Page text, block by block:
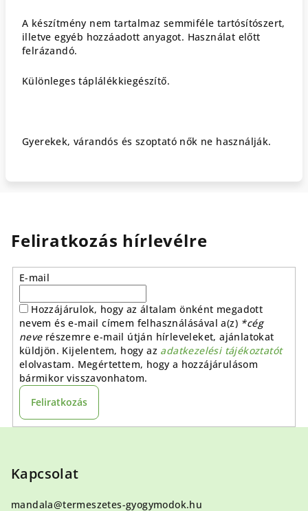
A készítmény nem tartalmaz semmiféle tartósítószert,
illetve egyéb hozzáadott anyagot. Használat előtt
felrázandó.
Különleges táplálékkiegészítő.
Gyerekek, várandós és szoptató nők ne használják.
Feliratkozás hírlevélre
E-mail
Hozzájárulok, hogy az általam önként megadott
nevem és e-mail címem felhasználásával a(z) *cég
neverészemre e-mail útján hírleveleket, ajánlatokat
küldjön. Kijelentem, hogy az adatkezelési tájékoztatót
elolvastam. Megértettem, hogy a hozzájárulásom
bármikor visszavonhatom.
Feliratkozás
Kapcsolat
mandala@termeszetes-gyogymodok.hu